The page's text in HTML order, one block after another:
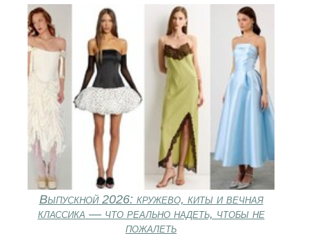
Выпускной 2026: кружево, киты и вечная
классика — что реально надеть, чтобы не
пожалеть